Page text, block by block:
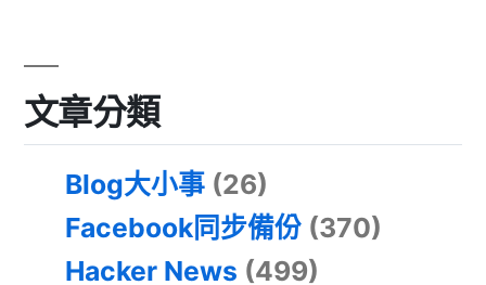
文章分類
Blog大小事 (26)
Facebook同步備份 (370)
Hacker News (499)